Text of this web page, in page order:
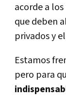
acorde a
que deben
privados y
Estamos
pero para